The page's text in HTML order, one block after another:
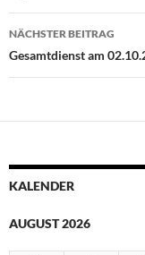
NÄCHSTER BEITRAG
Gesamtdienst am
KALENDER
AUGUST 2026